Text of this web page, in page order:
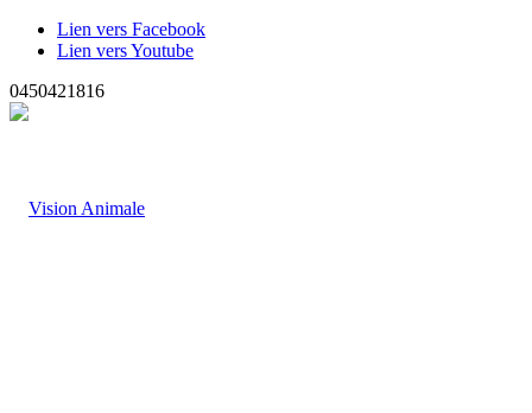
Lien vers Facebook
Lien vers Youtube
0450421816